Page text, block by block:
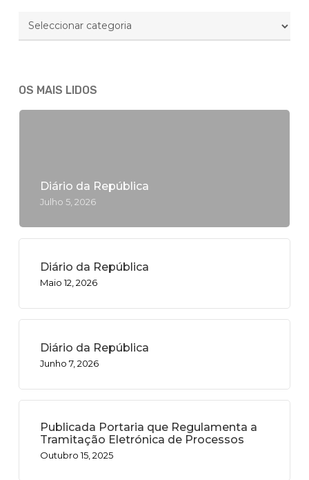
AO
ASSUNTO…
OS MAIS LIDOS
Diário da República
Julho 5, 2026
Diário da República
Maio 12, 2026
Diário da República
Junho 7, 2026
Publicada Portaria que Regulamenta a
Tramitação Eletrónica de Processos
Outubro 15, 2025